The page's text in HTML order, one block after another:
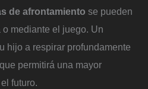
de afrontamiento se pueden
mediante el juego. Un
hijo a respirar profundamente
permitirá una mayor
futuro.